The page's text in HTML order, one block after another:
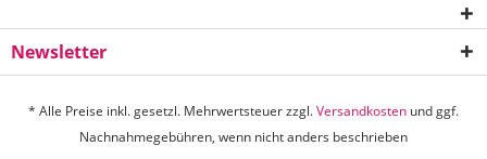
Newsletter
* Alle Preise inkl. gesetzl. Mehrwertsteuer zzgl.Versandkosten und ggf.
Nachnahmegebühren, wenn nicht anders beschrieben